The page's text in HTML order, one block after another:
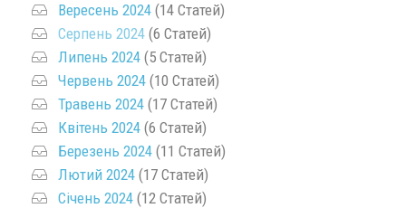
Вересень 2024 (14 Статей)
Серпень 2024 (6 Статей)
Липень 2024 (5 Статей)
Червень 2024 (10 Статей)
Травень 2024 (17 Статей)
Квітень 2024 (6 Статей)
Березень 2024 (11 Статей)
Лютий 2024 (17 Статей)
Січень 2024 (12 Статей)